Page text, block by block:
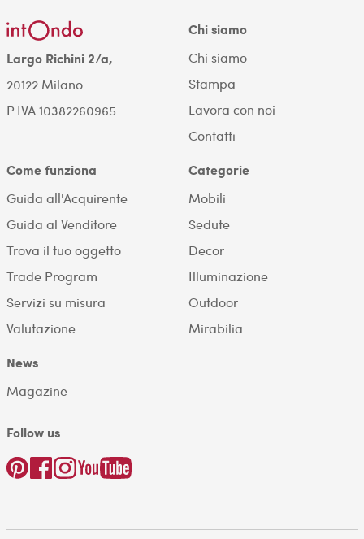
Largo Richini 2/a,
20122 Milano.
P.IVA 10382260965
Chi siamo
Chi siamo
Stampa
Lavora con noi
Contatti
Come funziona
Guida all'Acquirente
Guida al Venditore
Trova il tuo oggetto
Trade Program
Servizi su misura
Valutazione
Categorie
Mobili
Sedute
Decor
Illuminazione
Outdoor
Mirabilia
News
Magazine
Follow us